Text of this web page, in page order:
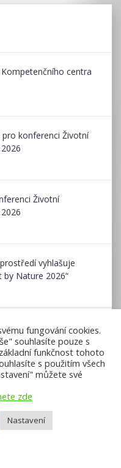
centra
konferenci Životní
Životní
vyhlašuje
Nature 2026“
obdobím v
fungování cookies.
souhlasíte pouze s
funkčnost tohoto
s použitím všech
můžete své
zde
Nastavení